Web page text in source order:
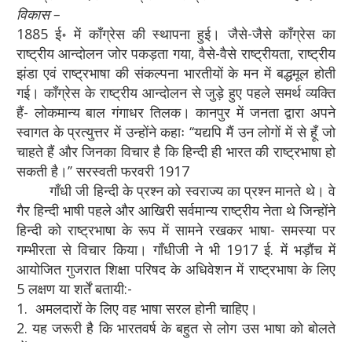
विकास –
1885 ई॰ में काँग्रेस की स्थापना हुई। जैसे-जैसे काँग्रेस का
राष्ट्रीय आन्दोलन जोर पकड़ता गया, वैसे-वैसे राष्ट्रीयता, राष्ट्रीय
झंडा एवं राष्ट्रभाषा की संकल्पना भारतीयों के मन में बद्धमूल होती
गई। काँग्रेस के राष्ट्रीय आन्दोलन से जुड़े हुए पहले समर्थ व्यक्ति
हैं- लोकमान्य बाल गंगाधर तिलक। कानपुर में जनता द्वारा अपने
स्वागत के प्रत्युत्तर में उन्होंने कहाः ‘‘यद्यपि मैं उन लोगों में से हूँ जो
चाहते हैं और जिनका विचार है कि हिन्दी ही भारत की राष्ट्रभाषा हो
सकती है।’’ सरस्वती फरवरी 1917
गाँधी जी हिन्दी के प्रश्न को स्वराज्य का प्रश्न मानते थे। वे
गैर हिन्दी भाषी पहले और आखिरी सर्वमान्य राष्ट्रीय नेता थे जिन्होंने
हिन्दी को राष्ट्रभाषा के रूप में सामने रखकर भाषा- समस्या पर
गम्भीरता से विचार किया। गाँधीजी ने भी 1917 ई. में भड़ौंच में
आयोजित गुजरात शिक्षा परिषद के अधिवेशन में राष्ट्रभाषा के लिए
5 लक्षण या शर्तें बतायी:-
1. अमलदारों के लिए वह भाषा सरल होनी चाहिए।
2. यह जरूरी है कि भारतवर्ष के बहुत से लोग उस भाषा को बोलते